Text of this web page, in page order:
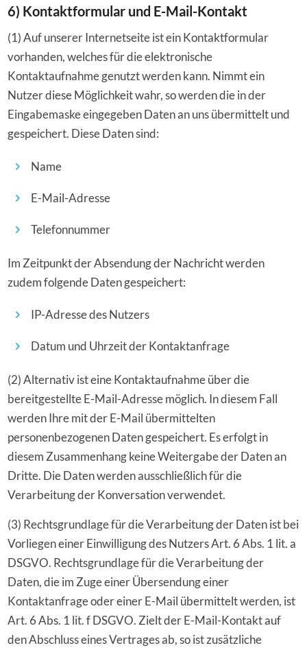
6) Kontaktformular und E-Mail-Kontakt
(1) Auf unserer Internetseite ist ein Kontaktformular
vorhanden, welches für die elektronische
Kontaktaufnahme genutzt werden kann. Nimmt ein
Nutzer diese Möglichkeit wahr, so werden die in der
Eingabemaske eingegeben Daten an uns übermittelt und
gespeichert. Diese Daten sind:
Name
E-Mail-Adresse
Telefonnummer
Im Zeitpunkt der Absendung der Nachricht werden
zudem folgende Daten gespeichert:
IP-Adresse des Nutzers
Datum und Uhrzeit der Kontaktanfrage
(2) Alternativ ist eine Kontaktaufnahme über die
bereitgestellte E-Mail-Adresse möglich. In diesem Fall
werden Ihre mit der E-Mail übermittelten
personenbezogenen Daten gespeichert. Es erfolgt in
diesem Zusammenhang keine Weitergabe der Daten an
Dritte. Die Daten werden ausschließlich für die
Verarbeitung der Konversation verwendet.
(3) Rechtsgrundlage für die Verarbeitung der Daten ist bei
Vorliegen einer Einwilligung des Nutzers Art. 6 Abs. 1 lit. a
DSGVO. Rechtsgrundlage für die Verarbeitung der
Daten, die im Zuge einer Übersendung einer
Kontaktanfrage oder einer E-Mail übermittelt werden, ist
Art. 6 Abs. 1 lit. f DSGVO. Zielt der E-Mail-Kontakt auf
den Abschluss eines Vertrages ab, so ist zusätzliche